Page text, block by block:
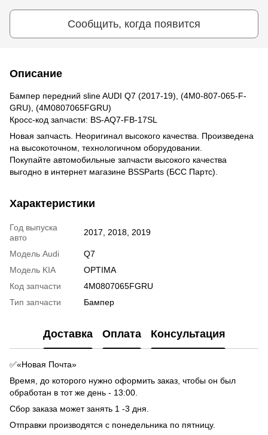
Сообщить, когда появится
Описание
Бампер передний sline AUDI Q7 (2017-19), (4M0-807-065-F-
GRU), (4M0807065FGRU)
Кросс-код запчасти: BS-AQ7-FB-17SL
Новая запчасть. Неоригинал высокого качества. Произведена
на высокоточном, технологичном оборудовании.
Покупайте автомобильные запчасти высокого качества
выгодно в интернет магазине BSSParts (БСС Партс).
Характеристики
Год выпуска
авто
2017, 2018, 2019
Модель Audi
Q7
Модель KIA
OPTIMA
Код запчасти
4M0807065FGRU
Тип запчасти
Бампер
Доставка Оплата Консультация
✅«Новая Почта»
Время, до которого нужно оформить заказ, чтобы он был
обработан в тот же день - 13:00.
Сбор заказа может занять 1 -3 дня.
Отправки производятся с понедельника по пятницу.